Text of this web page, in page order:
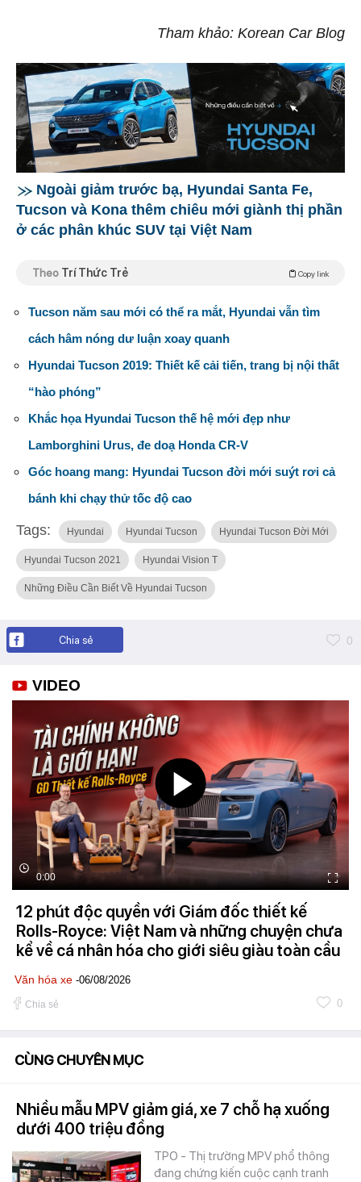
Tham khảo: Korean Car Blog
Ngoài giảm trước bạ, Hyundai Santa Fe,
Tucson và Kona thêm chiêu mới giành thị phần
ở các phân khúc SUV tại Việt Nam
Theo Trí Thức Trẻ Copy link
Tucson năm sau mới có thể ra mắt, Hyundai vẫn tìm
cách hâm nóng dư luận xoay quanh
Hyundai Tucson 2019: Thiết kế cải tiến, trang bị nội thất
“hào phóng”
Khắc họa Hyundai Tucson thế hệ mới đẹp như
Lamborghini Urus, đe doạ Honda CR-V
Góc hoang mang: Hyundai Tucson đời mới suýt rơi cả
bánh khi chạy thử tốc độ cao
Tags: Hyundai Hyundai Tucson Hyundai Tucson Đời Mới
Hyundai Tucson 2021 Hyundai Vision T
Những Điều Cần Biết Về Hyundai Tucson
Chia sẻ 0
VIDEO
0:00
12 phút độc quyền với Giám đốc thiết kế
Rolls-Royce: Việt Nam và những chuyện chưa
kể về cá nhân hóa cho giới siêu giàu toàn cầu
Văn hóa xe -06/08/2026
Chia sẻ 0
CÙNG CHUYÊN MỤC
Nhiều mẫu MPV giảm giá, xe 7 chỗ hạ xuống
dưới 400 triệu đồng
TPO - Thị trường MPV phổ thông
đang chứng kiến cuộc cạnh tranh